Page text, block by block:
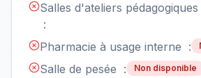
Salles d'ateliers pédagogiques
:
Pharmacie à usage interne :
Salle de pesée : Non disponible